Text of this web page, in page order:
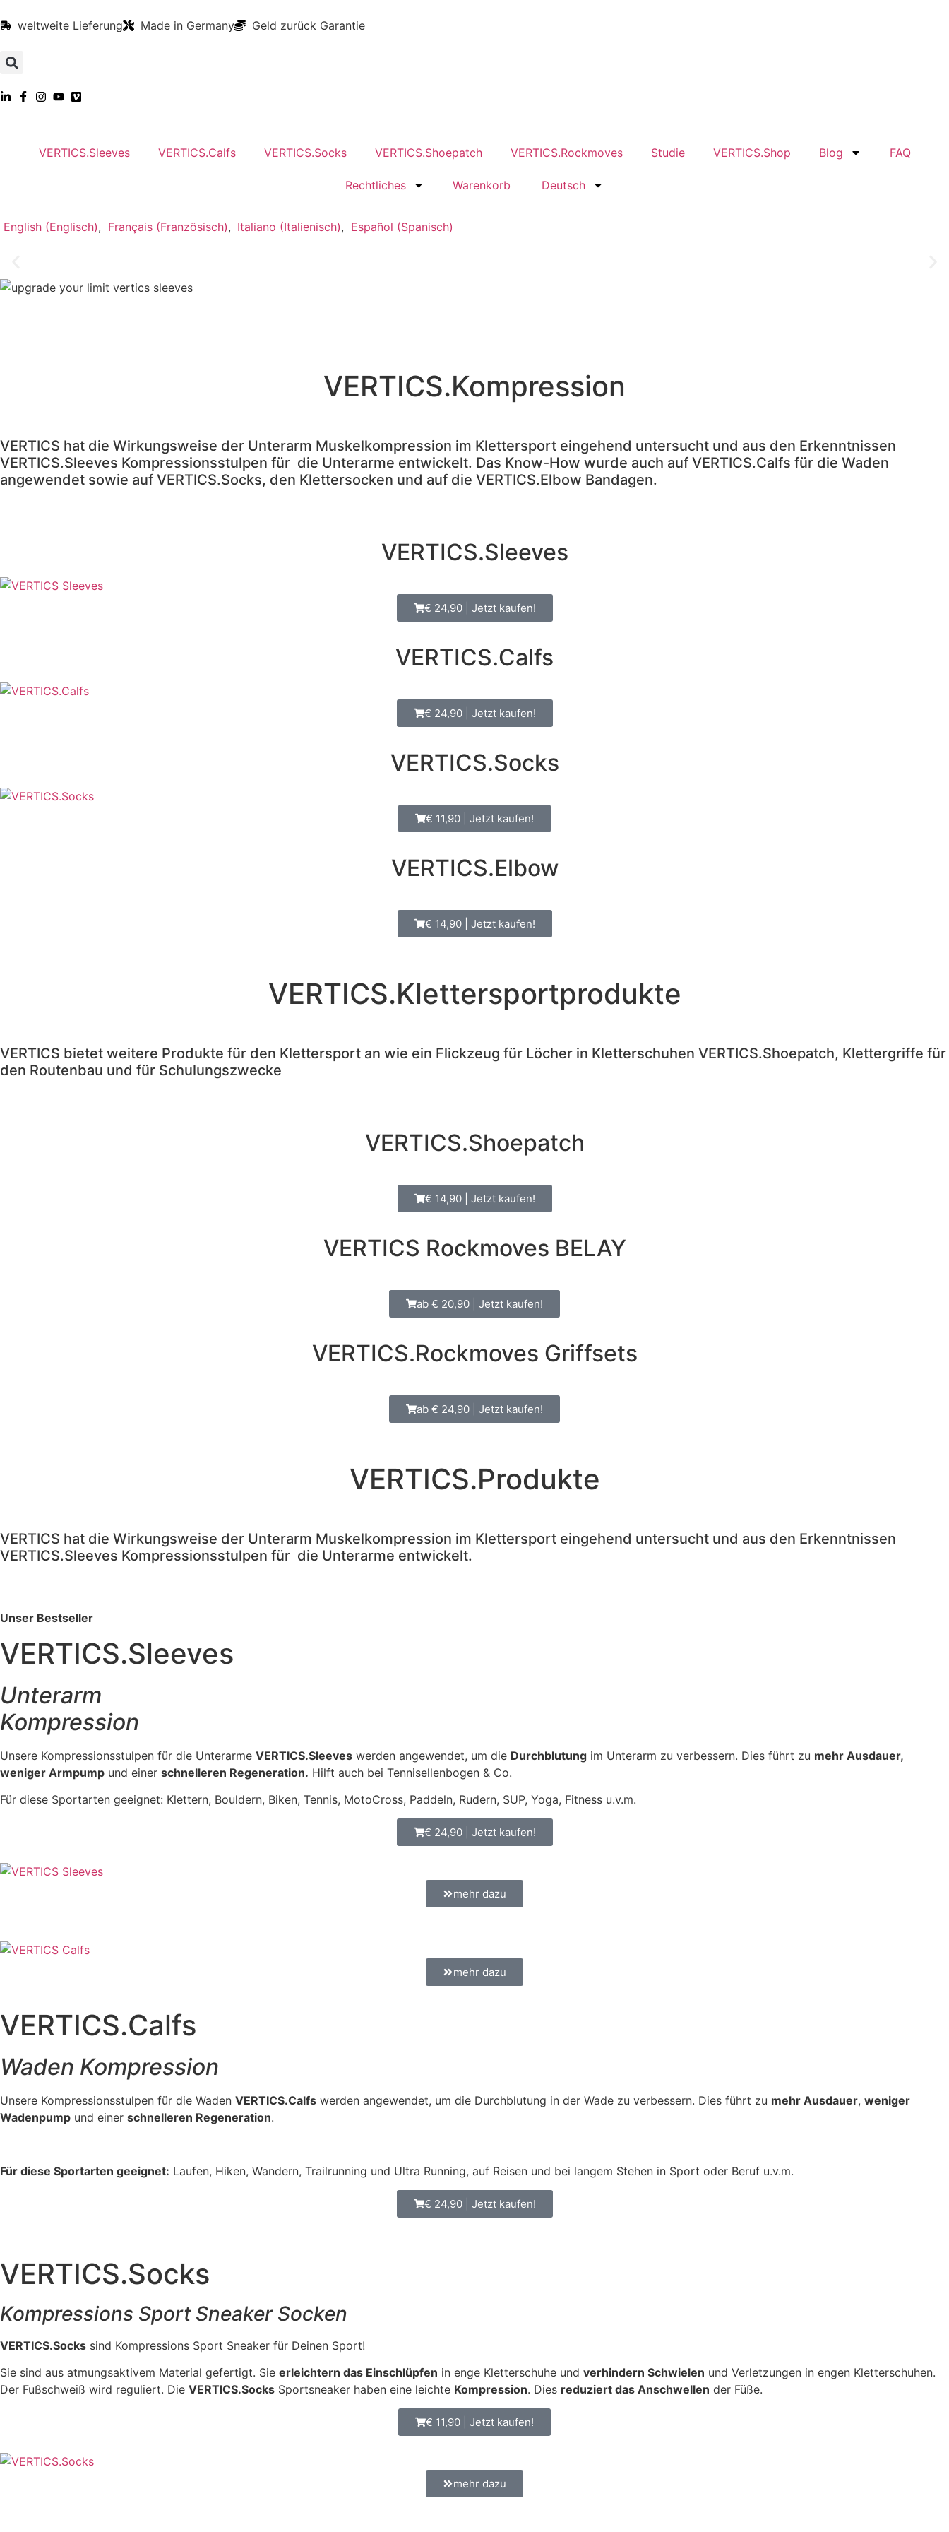
weltweite Lieferung Made in Germany Geld zurück Garantie
VERTICS.Sleeves VERTICS.Calfs VERTICS.Socks VERTICS.Shoepatch VERTICS.Rockmoves Studie VERTICS.Shop Blog FAQ
Rechtliches Warenkorb Deutsch
English(Englisch) Français(Französisch) Italiano (Italienisch) Español (Spanisch)
VERTICS.Kompression
VERTICS hat die Wirkungsweise der Unterarm Muskelkompression im Klettersport eingehend untersucht und aus den Erkenntnissen
VERTICS.Sleeves Kompressionsstulpen für die Unterarme entwickelt. Das Know-How wurde auch auf VERTICS.Calfs für die Waden
angewendet sowie auf VERTICS.Socks, den Klettersocken und auf die VERTICS.Elbow Bandagen.
VERTICS.Sleeves
€ 24,90 | Jetzt kaufen!
VERTICS.Calfs
€ 24,90 | Jetzt kaufen!
VERTICS.Socks
€ 11,90 | Jetzt kaufen!
VERTICS.Elbow
€ 14,90 | Jetzt kaufen!
VERTICS.Klettersportprodukte
VERTICS bietet weitere Produkte für den Klettersport an wie ein Flickzeug für Löcher in Kletterschuhen VERTICS.Shoepatch, Klettergriffe für
den Routenbau und für Schulungszwecke
VERTICS.Shoepatch
€ 14,90 | Jetzt kaufen!
VERTICS Rockmoves BELAY
ab € 20,90 | Jetzt kaufen!
VERTICS.Rockmoves Griffsets
ab € 24,90 | Jetzt kaufen!
VERTICS.Produkte
VERTICS hat die Wirkungsweise der Unterarm Muskelkompression im Klettersport eingehend untersucht und aus den Erkenntnissen
VERTICS.Sleeves Kompressionsstulpen für die Unterarme entwickelt.
Unser Bestseller
VERTICS.Sleeves
Unterarm
Kompression
Unsere Kompressionsstulpen für die Unterarme VERTICS.Sleeves werden angewendet, um die Durchblutung im Unterarm zu verbessern. Dies führt zu mehr Ausdauer,
weniger Armpump und einer schnelleren Regeneration. Hilft auch bei Tennisellenbogen & Co.
Für diese Sportarten geeignet: Klettern, Bouldern, Biken, Tennis, MotoCross, Paddeln, Rudern, SUP, Yoga, Fitness u.v.m.
€ 24,90 | Jetzt kaufen!
mehr dazu
mehr dazu
VERTICS.Calfs
Waden Kompression
Unsere Kompressionsstulpen für die Waden VERTICS.Calfs werden angewendet, um die Durchblutung in der Wade zu verbessern. Dies führt zu mehr Ausdauer, weniger
Wadenpump und einer schnelleren Regeneration.
Für diese Sportarten geeignet: Laufen, Hiken, Wandern, Trailrunning und Ultra Running, auf Reisen und bei langem Stehen in Sport oder Beruf u.v.m.
€ 24,90 | Jetzt kaufen!
VERTICS.Socks
Kompressions Sport Sneaker Socken
VERTICS.Socks sind Kompressions Sport Sneaker für Deinen Sport!
Sie sind aus atmungsaktivem Material gefertigt. Sie erleichtern das Einschlüpfen in enge Kletterschuhe und verhindern Schwielen und Verletzungen in engen Kletterschuhen.
Der Fußschweiß wird reguliert. Die VERTICS.Socks Sportsneaker haben eine leichte Kompression. Dies reduziert das Anschwellen der Füße.
€ 11,90 | Jetzt kaufen!
mehr dazu